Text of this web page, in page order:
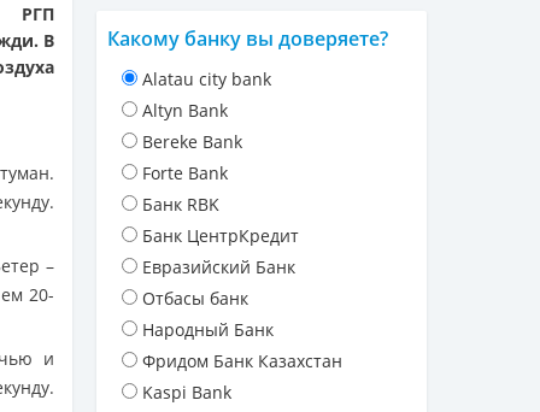
РГП
В
–
20-
и
Какому банку вы доверяете?
Alatau city bank
Altyn Bank
Bereke Bank
Forte Bank
Банк RBK
Банк ЦентрКредит
Евразийский Банк
Отбасы банк
Народный Банк
Фридом Банк Казахстан
Kaspi Bank